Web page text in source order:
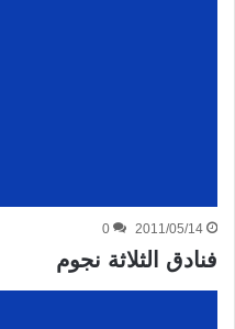
2011/05/14
0
فنادق الثلاثة نجوم